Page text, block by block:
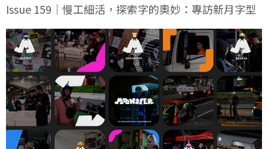
Issue 159｜慢工細活，探索字的奧妙：專訪新月字型